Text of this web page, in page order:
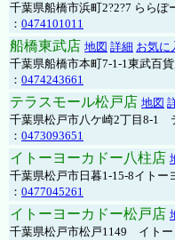
千葉県船橋市浜町2?2?7 ららぽ
： 0474101011
船橋東武店 地図 詳細 お気に
千葉県船橋市本町7-1-1東武百
： 0474243661
テラスモール松戸店 地図
千葉県松戸市八ケ崎2丁目8-1
： 0473093651
イトーヨーカドー八柱店
千葉県松戸市日暮1-15-8イト
： 0477045261
イトーヨーカドー松戸店
千葉県松戸市松戸1149 イトー